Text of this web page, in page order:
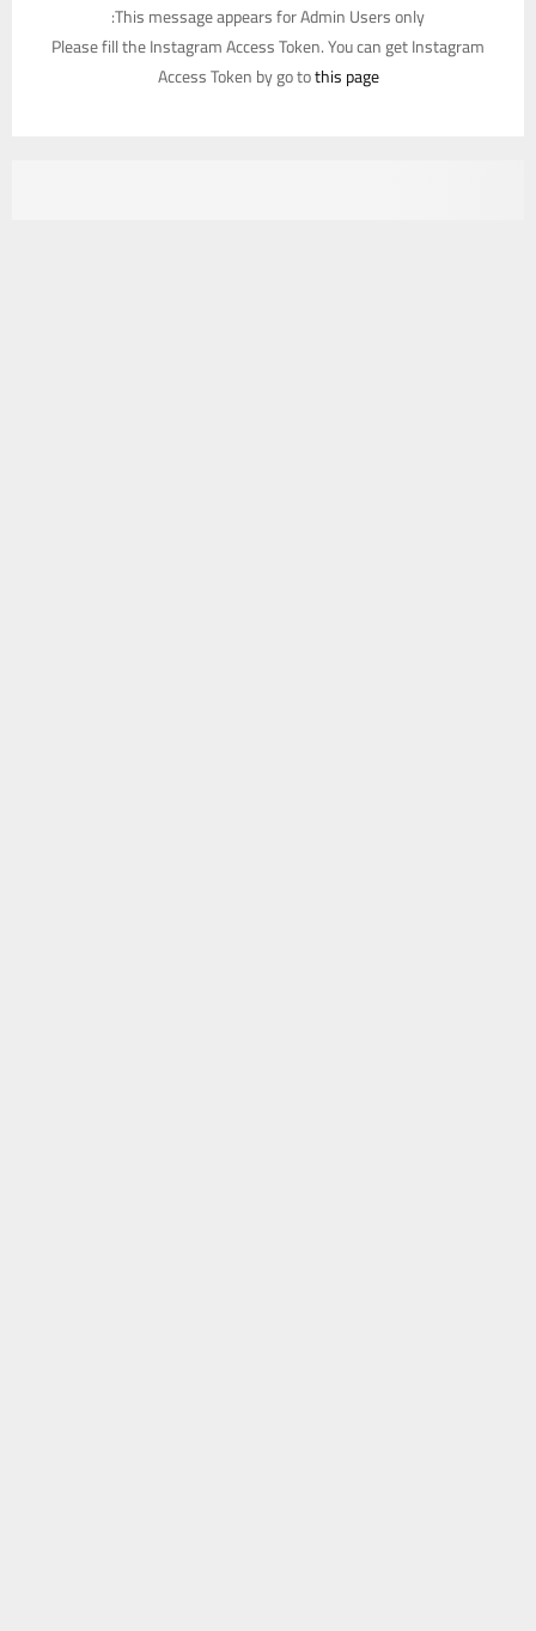
This message appears for Admin Users only:
Please fill the Instagram Access Token. You can get Instagram
Access Token by go tothis page